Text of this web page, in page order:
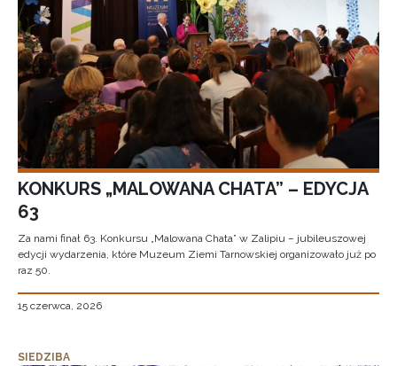
KONKURS „MALOWANA CHATA” – EDYCJA
63
Za nami finał 63. Konkursu „Malowana Chata” w Zalipiu – jubileuszowej
edycji wydarzenia, które Muzeum Ziemi Tarnowskiej organizowało już po
raz 50.
15 czerwca, 2026
SIEDZIBA